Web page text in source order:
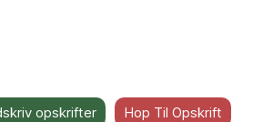
opskrifter Hop Til Opskrift